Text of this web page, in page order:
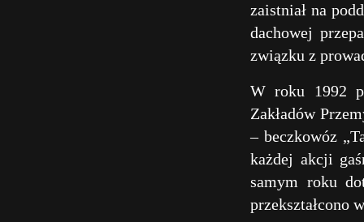
zaistniał na
dachowej
związku z
W roku 1992
Zakładów
– beczkowóz
każdej akcji
samym roku
przekształcono